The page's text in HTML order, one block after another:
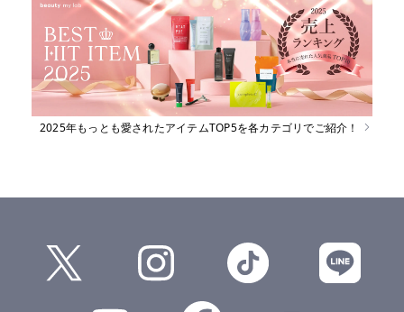
2025年もっとも愛されたアイテムTOP5を各カテゴリでご紹介！